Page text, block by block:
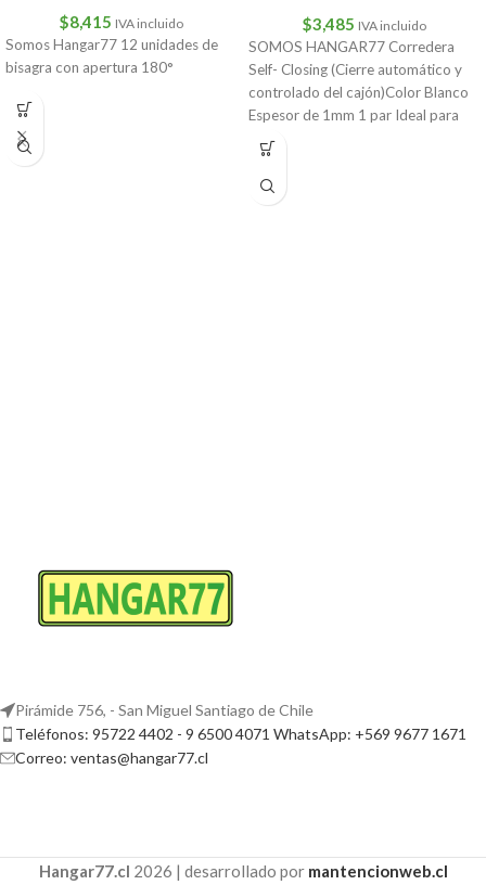
$8,415 IVA incluido
Somos Hangar77 12 unidades de
bisagra con apertura 180°
$3,485 IVA incluido
SOMOS HANGAR77 Corredera
Self- Closing (Cierre automático y
controlado del cajón)Color Blanco
Espesor de 1mm 1 par Ideal para
cajones,
Pirámide 756, - San Miguel Santiago de Chile
Teléfonos: 95722 4402 - 9 6500 4071 WhatsApp: +569 9677 1671
Correo: ventas@hangar77.cl
Hangar77.cl 2026 | desarrollado por mantencionweb.cl